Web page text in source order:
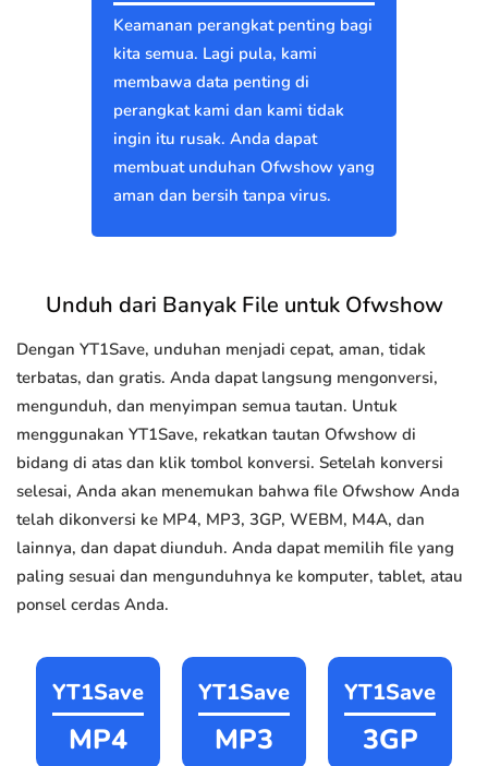
Keamanan perangkat penting bagi
kita semua. Lagi pula, kami
membawa data penting di
perangkat kami dan kami tidak
ingin itu rusak. Anda dapat
membuat unduhan Ofwshow yang
aman dan bersih tanpa virus.
Unduh dari Banyak File untuk Ofwshow
Dengan YT1Save, unduhan menjadi cepat, aman, tidak
terbatas, dan gratis. Anda dapat langsung mengonversi,
mengunduh, dan menyimpan semua tautan. Untuk
menggunakan YT1Save, rekatkan tautan Ofwshow di
bidang di atas dan klik tombol konversi. Setelah konversi
selesai, Anda akan menemukan bahwa file Ofwshow Anda
telah dikonversi ke MP4, MP3, 3GP, WEBM, M4A, dan
lainnya, dan dapat diunduh. Anda dapat memilih file yang
paling sesuai dan mengunduhnya ke komputer, tablet, atau
ponsel cerdas Anda.
YT1Save
MP4
YT1Save
MP3
YT1Save
3GP